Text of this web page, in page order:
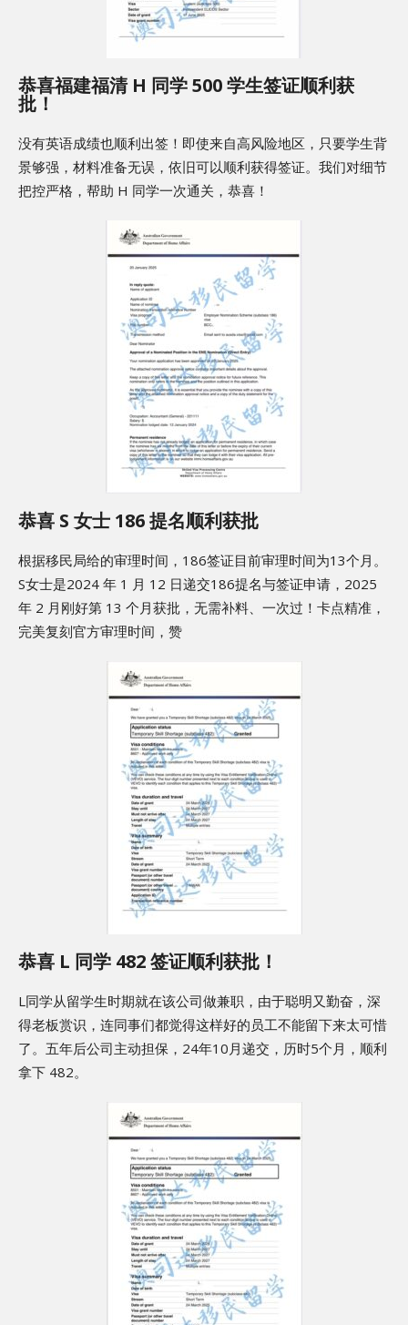
恭喜福建福清 H 同学 500 学生签证顺利获
批！
没有英语成绩也顺利出签！即使来自高风险地区，只要学生背
景够强，材料准备无误，依旧可以顺利获得签证。我们对细节
把控严格，帮助 H 同学一次通关，恭喜！
恭喜 S 女士 186 提名顺利获批
根据移民局给的审理时间，186签证目前审理时间为13个月。
S女士是2024 年 1 月 12 日递交186提名与签证申请，2025
年 2 月刚好第 13 个月获批，无需补料、一次过！卡点精准，
完美复刻官方审理时间，赞
恭喜 L 同学 482 签证顺利获批！
L同学从留学生时期就在该公司做兼职，由于聪明又勤奋，深
得老板赏识，连同事们都觉得这样好的员工不能留下来太可惜
了。五年后公司主动担保，24年10月递交，历时5个月，顺利
拿下 482。